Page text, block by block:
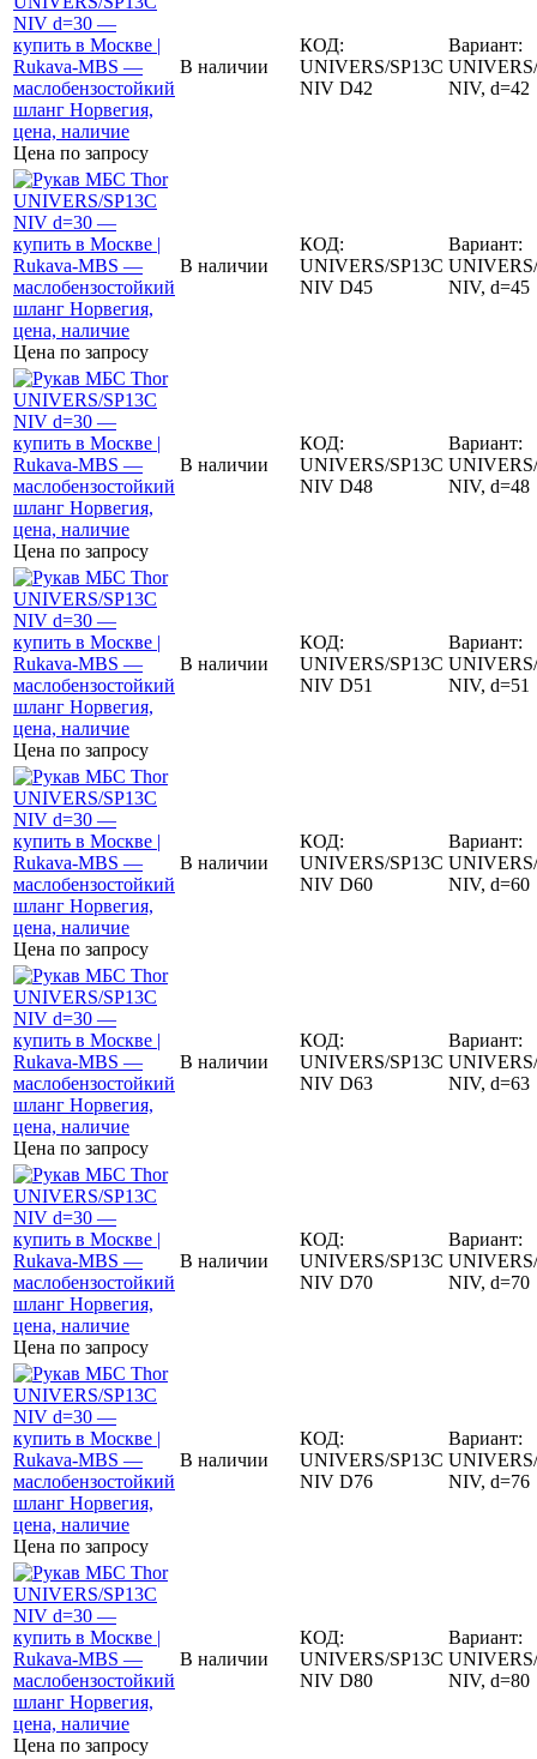
Цена по запросу
В наличии
КОД:
UNIVERS/SP13C
NIV D42
Вариант:
NIV, d=42
Цена по запросу
В наличии
КОД:
UNIVERS/SP13C
NIV D45
Вариант:
NIV, d=45
Цена по запросу
В наличии
КОД:
UNIVERS/SP13C
NIV D48
Вариант:
NIV, d=48
Цена по запросу
В наличии
КОД:
UNIVERS/SP13C
NIV D51
Вариант:
NIV, d=51
Цена по запросу
В наличии
КОД:
UNIVERS/SP13C
NIV D60
Вариант:
NIV, d=60
Цена по запросу
В наличии
КОД:
UNIVERS/SP13C
NIV D63
Вариант:
NIV, d=63
Цена по запросу
В наличии
КОД:
UNIVERS/SP13C
NIV D70
Вариант:
NIV, d=70
Цена по запросу
В наличии
КОД:
UNIVERS/SP13C
NIV D76
Вариант:
NIV, d=76
Цена по запросу
В наличии
КОД:
UNIVERS/SP13C
NIV D80
Вариант:
NIV, d=80